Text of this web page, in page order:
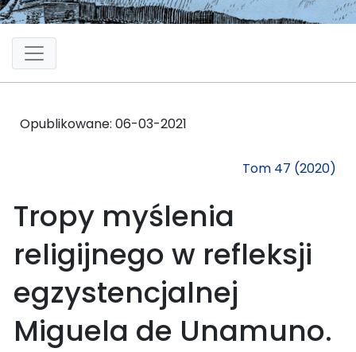
Opublikowane: 06-03-2021
Tom 47 (2020)
Tropy myślenia
religijnego w refleksji
egzystencjalnej
Miguela de Unamuno.